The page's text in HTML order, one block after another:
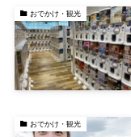
おでかけ・観光
おでかけ・観光